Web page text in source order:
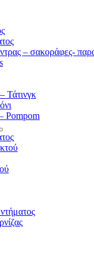
– σακοράφες-
Τάτινγκ
Pompom